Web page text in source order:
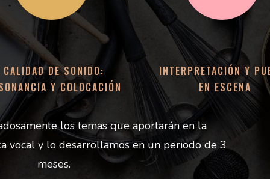
CALIDAD DE SONIDO:
Y COLOCACIÓN
INTERPRETACIÓN Y
EN ESCENA
los temas que aportarán en la
vocal y lo desarrollamos en un periodo de 3
meses.